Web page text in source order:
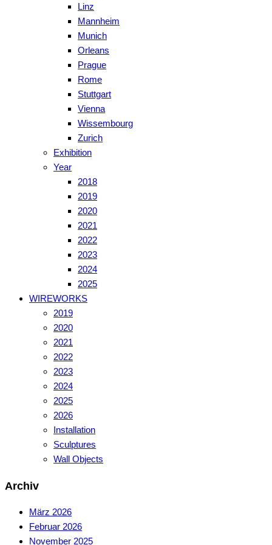
Linz
Mannheim
Munich
Orleans
Prague
Rome
Stuttgart
Vienna
Wissembourg
Zurich
Exhibition
Year
2018
2019
2020
2021
2022
2023
2024
2025
WIREWORKS
2019
2020
2021
2022
2023
2024
2025
2026
Installation
Sculptures
Wall Objects
Archiv
März 2026
Februar 2026
November 2025